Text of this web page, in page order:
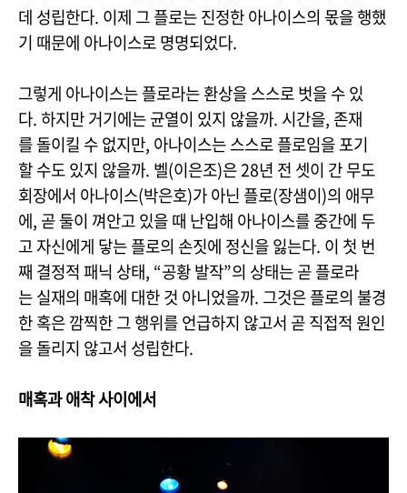
데 성립한다. 이제 그 플로는 진정한 아나이스의 몫을 행했
기 때문에 아나이스로 명명되었다.
그렇게 아나이스는 플로라는 환상을 스스로 벗을 수 있
다. 하지만 거기에는 균열이 있지 않을까. 시간을, 존재
를 돌이킬 수 없지만, 아나이스는 스스로 플로임을 포기
할 수도 있지 않을까. 벨(이은조)은 28년 전 셋이 간 무도
회장에서 아나이스(박은호)가 아닌 플로(장샘이)의 애무
에, 곧 둘이 껴안고 있을 때 난입해 아나이스를 중간에 두
고 자신에게 닿는 플로의 손짓에 정신을 잃는다. 이 첫 번
째 결정적 패닉 상태, “공황 발작”의 상태는 곧 플로라
는 실재의 매혹에 대한 것 아니었을까. 그것은 플로의 불경
한 혹은 깜찍한 그 행위를 언급하지 않고서 곧 직접적 원인
을 돌리지 않고서 성립한다.
매혹과 애착 사이에서